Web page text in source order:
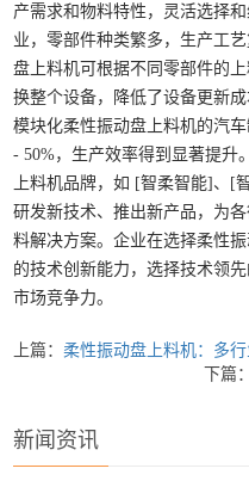
产需求和物料特性，灵活选择
业，零部件种类繁多，生产工
盘上料机可根据不同零部件的
换整个设备，降低了设备更新
模块化柔性振动盘上料机的汽
- 50%，生产效率得到显著提升。
上料机品牌，如 [智柔智能]、[
研发新技术、推出新产品，为
料解决方案。企业在选择柔性
的技术创新能力，选择技术领
市场竞争力。
上篇：柔性振动盘上料机：多
下篇：
新闻资讯